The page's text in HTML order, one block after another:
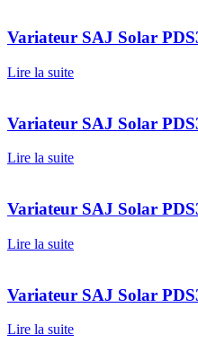
Variateur SAJ Solar
Lire la suite
Variateur SAJ Solar
Lire la suite
Variateur SAJ Solar
Lire la suite
Variateur SAJ Solar
Lire la suite